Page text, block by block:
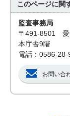
このページに関
監査事務局
〒491-8501 愛
本庁舎9階
電話：0586-28-
お問い合